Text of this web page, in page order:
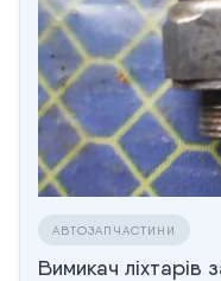
АВТОЗАПЧАСТИНИ
Вимикач